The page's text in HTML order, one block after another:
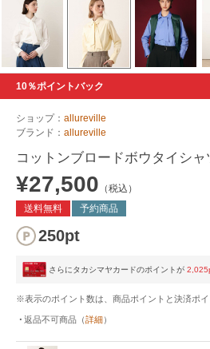
10％ポイントバック
ショップ： allureville
ブランド： allureville
コットンブロードボウタイシャ
¥27,500 （税込）
送料無料
予約商品
250pt
さらにタカシマヤカードのポイントが
※表示のポイント数は、商品ポイントと決済ポイ
返品不可商品 （詳細）